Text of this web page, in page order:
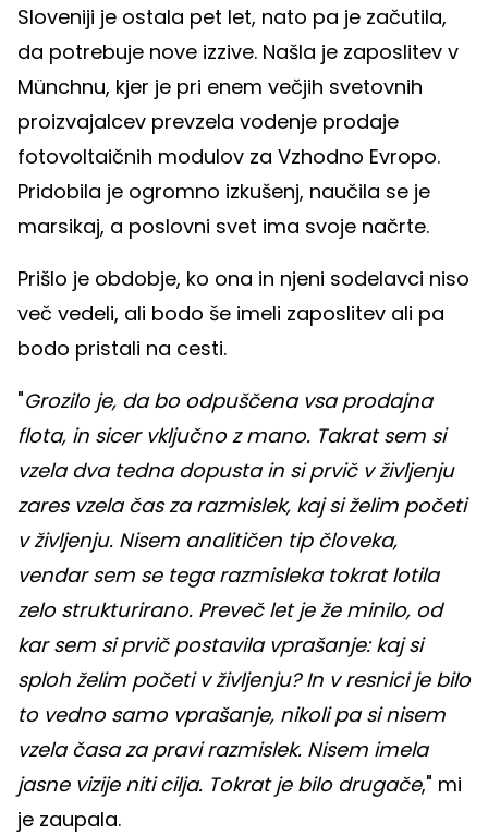
Sloveniji je ostala pet let, nato pa je začutila,
da potrebuje nove izzive. Našla je zaposlitev v
Münchnu, kjer je pri enem večjih svetovnih
proizvajalcev prevzela vodenje prodaje
fotovoltaičnih modulov za Vzhodno Evropo.
Pridobila je ogromno izkušenj, naučila se je
marsikaj, a poslovni svet ima svoje načrte.
Prišlo je obdobje, ko ona in njeni sodelavci niso
več vedeli, ali bodo še imeli zaposlitev ali pa
bodo pristali na cesti.
"Grozilo je, da bo odpuščena vsa prodajna
flota, in sicer vključno z mano. Takrat sem si
vzela dva tedna dopusta in si prvič v življenju
zares vzela čas za razmislek, kaj si želim početi
v življenju. Nisem analitičen tip človeka,
vendar sem se tega razmisleka tokrat lotila
zelo strukturirano. Preveč let je že minilo, od
kar sem si prvič postavila vprašanje: kaj si
sploh želim početi v življenju? In v resnici je bilo
to vedno samo vprašanje, nikoli pa si nisem
vzela časa za pravi razmislek. Nisem imela
jasne vizije niti cilja. Tokrat je bilo drugače," mi
je zaupala.